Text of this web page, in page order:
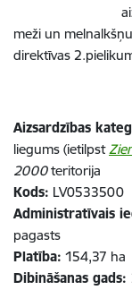
meži un
direktīvas
Aizsardzības
liegums (ietilpst
2000teritorija
Kods: LV0533500
Administratīvais
pagasts
Platība: 154,37 ha
Dibināšanas gads: